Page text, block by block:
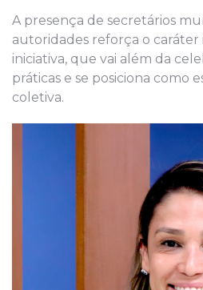
A presença de secretários
autoridades reforça o
iniciativa, que vai além da
práticas e se posiciona como
coletiva.